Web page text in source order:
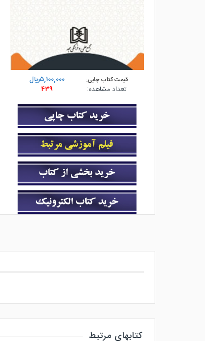
قیمت کتاب چاپی:
۵,۱۰۰,۰۰۰ريال
تعداد مشاهده:
۴۳۹
کتابهای مرتبط